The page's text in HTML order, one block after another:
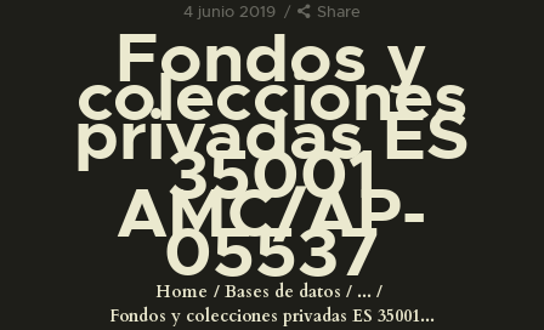
4 junio 2019 Share
Fondos y
colecciones
privadas ES
35001
AMC/AP-
05537
Home Bases de datos
...
Fondos y colecciones privadas ES 35001...
PREPARAR LA VISITA
ACTIVIDADES
█
EL MUSEO